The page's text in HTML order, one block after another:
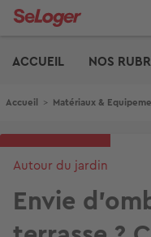
Aller
ACCUEIL
NOS
Fil d'Ariane
Accueil > Matériaux &
Autour du jardin
Envie